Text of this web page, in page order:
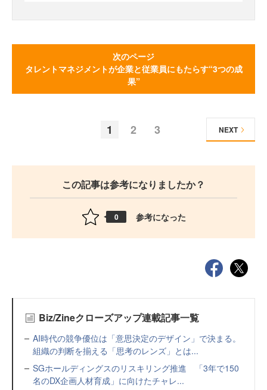
次のページ
タレントマネジメントが企業と従業員にもたらす“3つの成
果”
1 2 3 NEXT
この記事は参考になりましたか？
0 参考になった
Biz/Zineクローズアップ連載記事一覧
AI時代の競争優位は「意思決定のデザイン」で決まる。
組織の判断を揃える「思考のレンズ」とは...
SGホールディングスのリスキリング推進 「3年で150
名のDX企画人材育成」に向けたチャレ...